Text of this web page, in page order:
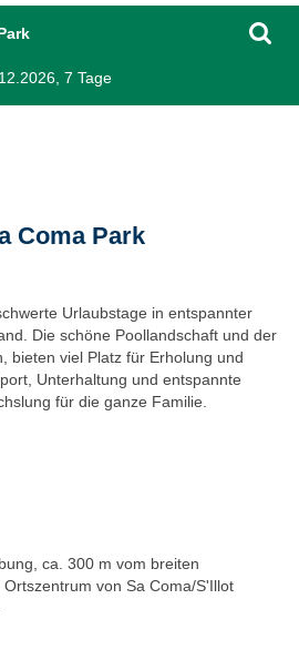
7 Tage
Coma Park
Urlaubstage in entspannter
Die schöne Poollandschaft und der
bieten viel Platz für Erholung und
Unterhaltung und entspannte
für die ganze Familie.
ca. 300 m vom breiten
von Sa Coma/S'Illot